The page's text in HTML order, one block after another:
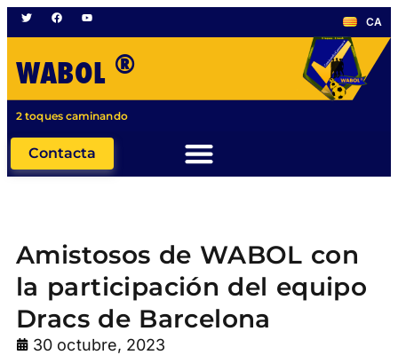
CA
WABOL ®
2 toques caminando
Contacta
Amistosos de WABOL con
la participación del equipo
Dracs de Barcelona
30 octubre, 2023